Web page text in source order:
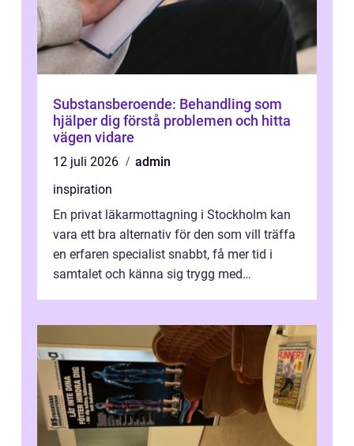
Substansberoende: Behandling som
hjälper dig förstå problemen och hitta
vägen vidare
12 juli 2026
admin
inspiration
En privat läkarmottagning i Stockholm kan
vara ett bra alternativ för den som vill träffa
en erfaren specialist snabbt, få mer tid i
samtalet och känna sig trygg med